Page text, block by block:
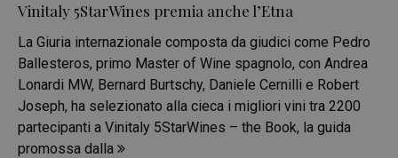
Vinitaly 5StarWines premia anche l’Etna
La Giuria internazionale composta da giudici come Pedro
Ballesteros, primo Master of Wine spagnolo, con Andrea
Lonardi MW, Bernard Burtschy, Daniele Cernilli e Robert
Joseph, ha selezionato alla cieca i migliori vini tra 2200
partecipanti a Vinitaly 5StarWines – the Book, la guida
promossa dalla